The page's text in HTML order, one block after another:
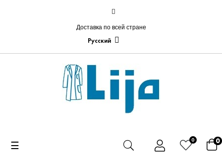
Доставка по всей стране
Русский
Toggle
☰ 0 0